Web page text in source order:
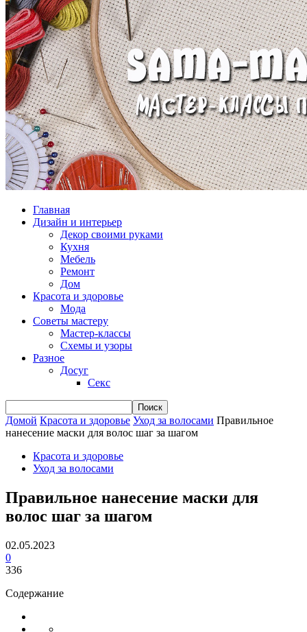
Главная
Дизайн и интерьер
Декор своими руками
Кухня
Мебель
Ремонт
Дом
Красота и здоровье
Мода
Советы мастеру
Мастер-классы
Схемы и узоры
Разное
Досуг
Секс
Домой Красота и здоровье Уход за волосами Правильное
нанесение маски для волос шаг за шагом
Красота и здоровье
Уход за волосами
Правильное нанесение маски для
волос шаг за шагом
02.05.2023
0
336
Содержание